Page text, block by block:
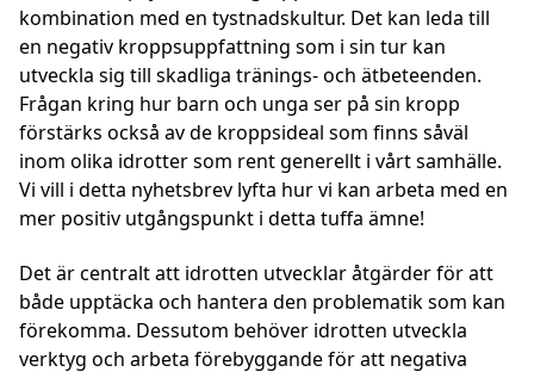
kombination med en tystnadskultur. Det kan leda till
en negativ kroppsuppfattning som i sin tur kan
utveckla sig till skadliga tränings- och ätbeteenden.
Frågan kring hur barn och unga ser på sin kropp
förstärks också av de kroppsideal som finns såväl
inom olika idrotter som rent generellt i vårt samhälle.
Vi vill i detta nyhetsbrev lyfta hur vi kan arbeta med en
mer positiv utgångspunkt i detta tuffa ämne!
Det är centralt att idrotten utvecklar åtgärder för att
både upptäcka och hantera den problematik som kan
förekomma. Dessutom behöver idrotten utveckla
verktyg och arbeta förebyggande för att negativa